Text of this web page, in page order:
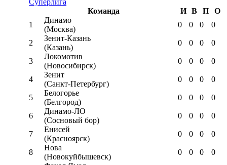
Суперлига
Команда
И В П
О
1
Динамо
(Москва)
0 0 0 0
2
Зенит-Казань
(Казань)
0 0 0 0
3
Локомотив
(Новосибирск)
0 0 0 0
4
Зенит
(Санкт-Петербург)
0 0 0 0
5
Белогорье
(Белгород)
0 0 0 0
6
Динамо-ЛО
(Сосновый бор)
0 0 0 0
7
Енисей
(Красноярск)
0 0 0 0
8
Нова
(Новокуйбышевск)
0 0 0 0